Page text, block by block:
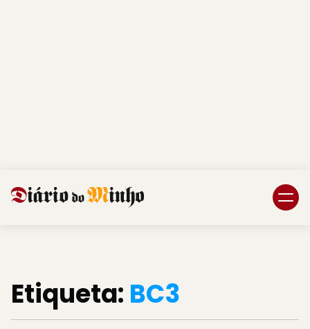
Etiqueta: BC3